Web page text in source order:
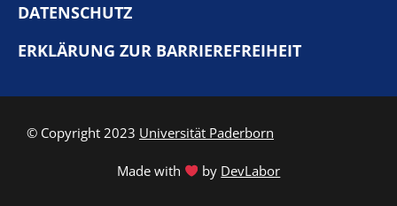
DATENSCHUTZ
ERKLÄRUNG ZUR BARRIEREFREIHEIT
© Copyright 2023 Universität Paderborn
Made with by DevLabor